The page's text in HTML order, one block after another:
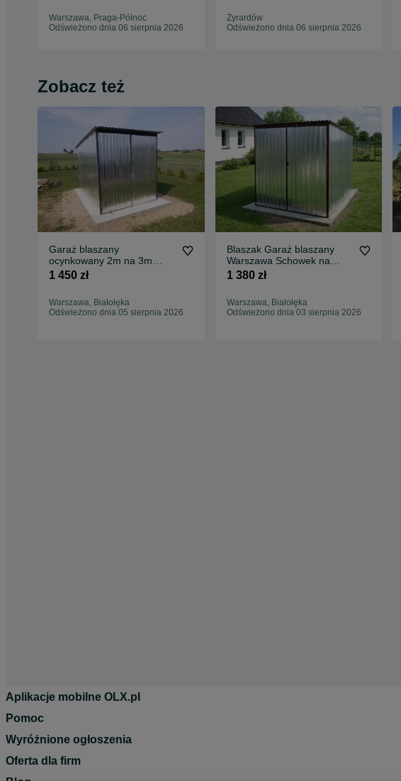
Warszawa, Praga-Północ
Odświeżono dnia 06 sierpnia 2026
Żyrardów
Odświeżono dnia 06 sierpnia 2026
Zobacz też
Garaż blaszany
ocynkowany 2m na 3m
Schowek budowlany
3x4 3x5 3x6 PRODUCENT
!!!
1 450 zł
Warszawa, Białołęka
Odświeżono dnia 05 sierpnia 2026
Blaszak Garaż blaszany
Warszawa Schowek na
budowę Garaże Blaszaki
1 380 zł
Warszawa, Białołęka
Odświeżono dnia 03 sierpnia 2026
Aplikacje mobilne OLX.pl
Pomoc
Wyróżnione ogłoszenia
Oferta dla firm